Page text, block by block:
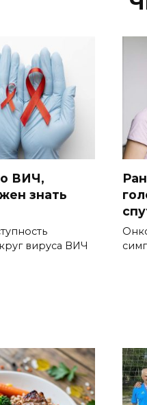
ВИЧ,
знать
вируса ВИЧ